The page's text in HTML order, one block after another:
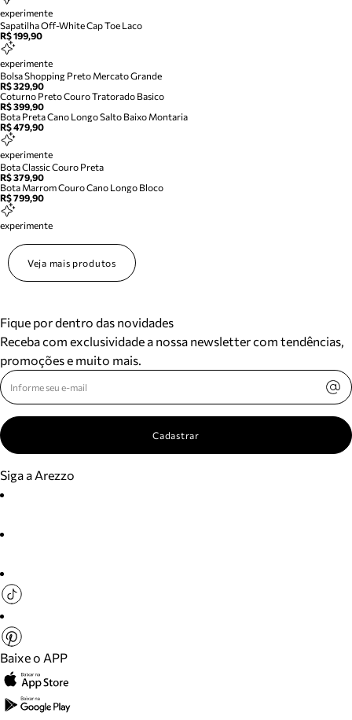
experimente
Sapatilha Off-White Cap Toe Laco
R$ 199,90
experimente
Bolsa Shopping Preto Mercato Grande
R$ 329,90
Coturno Preto Couro Tratorado Basico
R$ 399,90
Bota Preta Cano Longo Salto Baixo Montaria
R$ 479,90
experimente
Bota Classic Couro Preta
R$ 379,90
Bota Marrom Couro Cano Longo Bloco
R$ 799,90
experimente
Veja mais produtos
Fique por dentro das novidades
Receba com exclusividade a nossa newsletter com tendências,
promoções e muito mais.
Cadastrar
Siga a Arezzo
Baixe o APP